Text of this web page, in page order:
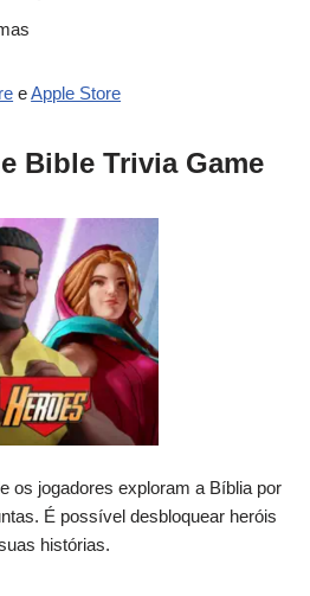
eApple Store
Bible Trivia Game
os jogadores exploram a Bíblia por
É possível desbloquear heróis
histórias.